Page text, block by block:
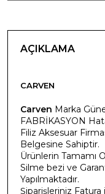
AÇIKLAMA
CARVEN
Carven Marka
FABRİKASYON
Filiz Aksesuar
Belgesine Sahiptir.
Ürünlerin Tamamı
Silme bezi ve
Yapılmaktadır.
Şiparişleriniz Fatura